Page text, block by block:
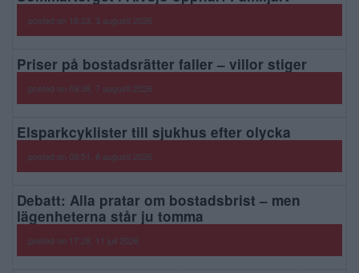
posted on 16:23, 3 augusti 2026
Priser på bostadsrätter faller – villor stiger
posted on 09:38, 7 augusti 2026
Elsparkcyklister till sjukhus efter olycka
posted on 09:51, 6 augusti 2026
Debatt: Alla pratar om bostadsbrist – men
lägenheterna står ju tomma
posted on 17:28, 11 juli 2026